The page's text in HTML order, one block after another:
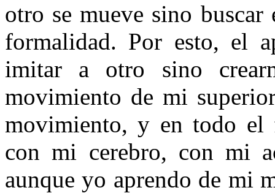
otro se mueve sino
formalidad. Por esto, el
imitar a otro sino
movimiento de mi
movimiento, y en todo el
con mi cerebro, con mi
aunque yo aprendo de mi